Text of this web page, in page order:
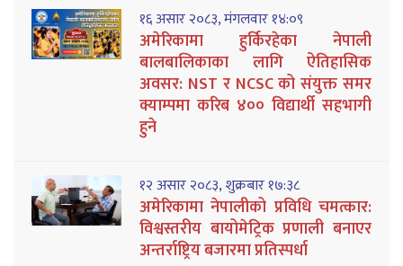
१६ असार २०८३, मंगलवार १४:०९
अमेरिकामा हुर्किरहेका नेपाली
बालबालिकाका लागि ऐतिहासिक
अवसर: NST र NCSC को संयुक्त समर
क्याम्पमा करिब ४०० विद्यार्थी सहभागी
हुने
१२ असार २०८३, शुक्रबार १७:३८
अमेरिकामा नेपालीको प्रविधि चमत्कार:
विश्वस्तरीय बायोमेट्रिक प्रणाली बनाएर
अन्तर्राष्ट्रिय बजारमा प्रतिस्पर्धा